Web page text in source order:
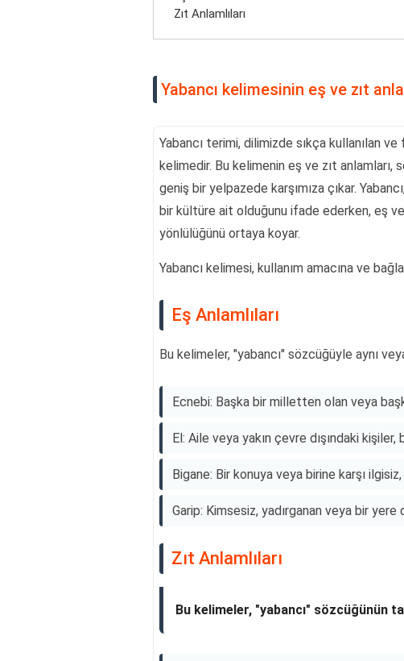
Zıt Anlamlıları
Yabancı kelimesinin eş ve zıt
Yabancı terimi, dilimizde sıkça kullanılan
kelimedir. Bu kelimenin eş ve zıt
geniş bir yelpazede karşımıza çıkar.
bir kültüre ait olduğunu ifade ederken, eş
yönlülüğünü ortaya koyar.
Yabancı kelimesi, kullanım amacına ve
Eş Anlamlıları
Bu kelimeler, "yabancı" sözcüğüyle aynı
Ecnebi: Başka bir milletten olan veya
El: Aile veya yakın çevre dışındaki kişiler,
Bigane: Bir konuya veya birine karşı ilgisiz,
Garip: Kimsesiz, yadırganan veya bir yere
Zıt Anlamlıları
Bu kelimeler, "yabancı" sözcüğünün